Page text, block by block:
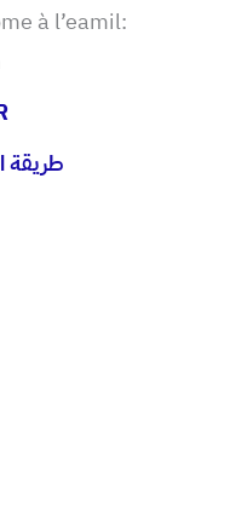
à l’eamil:
طريقة